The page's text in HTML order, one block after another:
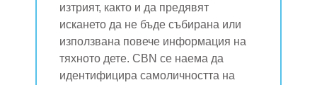
изтрият, както и да предявят
искането да не бъде събирана или
използвана повече информация на
тяхното дете. CBN се наема да
идентифицира самоличността на